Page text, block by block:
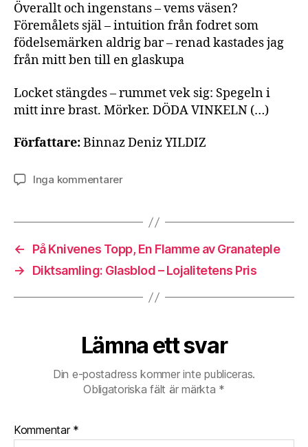
Överallt och ingenstans – vems väsen?
Föremålets själ – intuition från fodret som
födelsemärken aldrig bar – renad kastades jag
från mitt ben till en glaskupa
Locket stängdes – rummet vek sig: Spegeln i
mitt inre brast. Mörker. DÖDA VINKELN (…)
Författare:Binnaz Deniz YILDIZ
Inga kommentarertill
INGENSTANS
←
På Knivenes Topp, En Flamme av Granateple
→
Diktsamling: Glasblod – Lojalitetens Pris
Lämna ett svar
Din e-postadress kommer inte publiceras.
Obligatoriska fält är märkta *
Kommentar *